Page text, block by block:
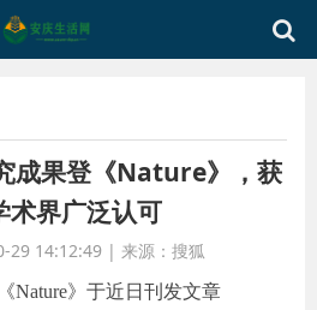
成果登《Nature》，获
术界广泛认可
29 14:12:49 | 来源：搜狐
》于近日刊发文章